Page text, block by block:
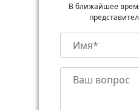
В ближайшее